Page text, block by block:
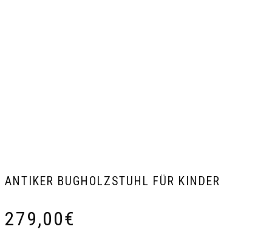
ANTIKER BUGHOLZSTUHL FÜR KINDER
279,00€